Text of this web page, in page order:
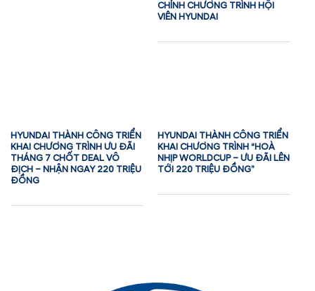
CHỈNH CHƯƠNG TRÌNH HỘI
VIÊN HYUNDAI
HYUNDAI THÀNH CÔNG TRIỂN
KHAI CHƯƠNG TRÌNH ƯU ĐÃI
THÁNG 7 CHỐT DEAL VÔ
ĐỊCH – NHẬN NGAY 220 TRIỆU
ĐỒNG
HYUNDAI THÀNH CÔNG TRIỂN
KHAI CHƯƠNG TRÌNH “HOÀ
NHỊP WORLDCUP – ƯU ĐÃI LÊN
TỚI 220 TRIỆU ĐỒNG”